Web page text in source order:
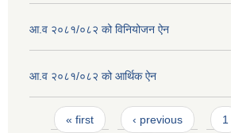
आ.व २०८१/०८२ को विनियोजन ऐन
आ.व २०८१/०८२ को आर्थिक ऐन
Pages
« first ‹ previous 1